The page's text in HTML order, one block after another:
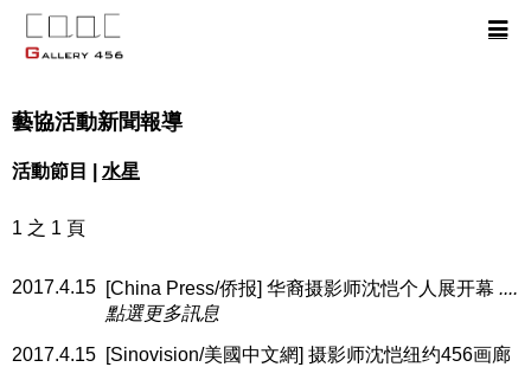
藝協活動新聞報導
活動節目 | 水星
1 之 1 頁
2017.4.15 [China Press/侨报] 华裔摄影师沈恺个人展开幕 ....
點選更多訊息
2017.4.15 [Sinovision/美國中文網] 摄影师沈恺纽约456画廊